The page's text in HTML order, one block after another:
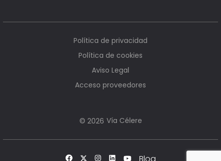
© 2026 Vía Célere
Política de privacidad
Política de cookies
Aviso Legal
Acceso proveedores